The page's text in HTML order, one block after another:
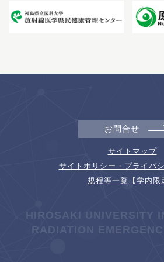
お問合せ
サイトマップ
サイトポリシー・プライバ
規程等一覧【学内限
HIROSAKI UNIVERSITY
RADIATION